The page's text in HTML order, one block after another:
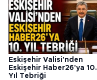
Eskişehir Valisi'nden
Eskişehir Haber26'ya 10.
Yıl Tebriği